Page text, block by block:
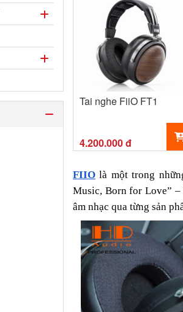
Tai nghe FiiO FT1
4.200.000 đ
FIIO là một trong
Music, Born for Love” –
âm nhạc qua từng sản